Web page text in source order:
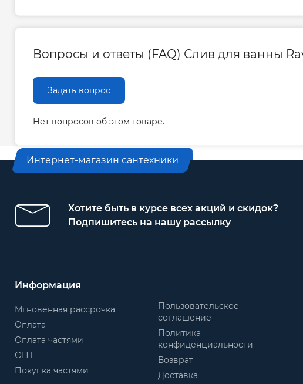
Вопросы и ответы (FAQ) Слив для ванны
Задать вопрос
Нет вопросов об этом товаре.
Интернет-магазин сантехники
Хотите быть в курсе всех акций и скидок?
Подпишитесь на нашу рассылку
Информация
Мгновенная рассрочка
Оплата
Оплата частями
ОПТ
Покупка частями
Пользовательское
соглашение
Политика
конфиденциальности
Возврат
Доставка